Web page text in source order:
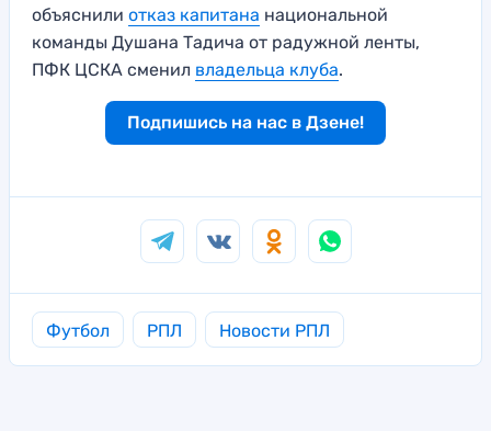
объяснили отказ капитана национальной
команды Душана Тадича от радужной ленты,
ПФК ЦСКА сменил владельца клуба.
Подпишись на нас в Дзене!
Футбол РПЛ Новости РПЛ